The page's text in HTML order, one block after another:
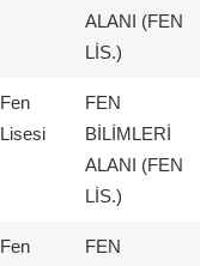
ALANI (FEN
LİS.)
Fen
Lisesi
FEN
BİLİMLERİ
ALANI (FEN
LİS.)
Fen
FEN